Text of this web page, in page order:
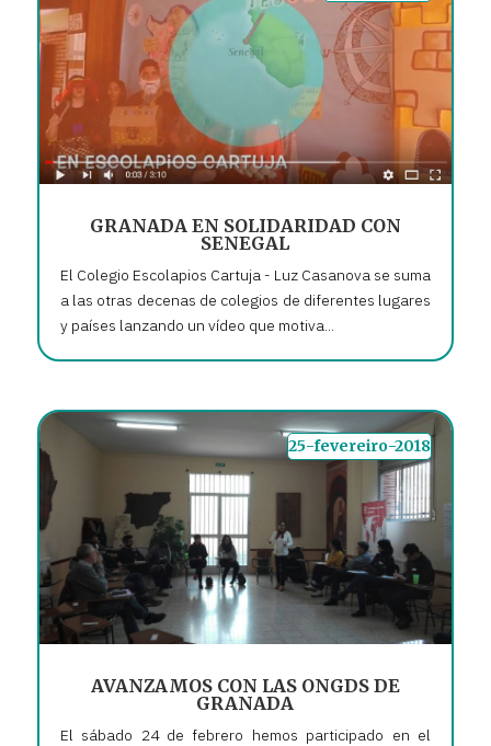
GRANADA EN SOLIDARIDAD CON
SENEGAL
El Colegio Escolapios Cartuja - Luz Casanova se suma
a las otras decenas de colegios de diferentes lugares
y países lanzando un vídeo que motiva...
AVANZAMOS CON LAS ONGDS DE
GRANADA
25-fevereiro-2018
El sábado 24 de febrero hemos participado en el